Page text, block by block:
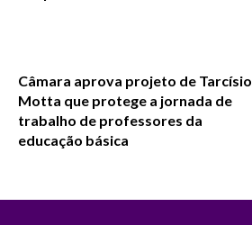
Câmara aprova projeto de Tarcísio
Motta que protege a jornada de
trabalho de professores da
educação básica